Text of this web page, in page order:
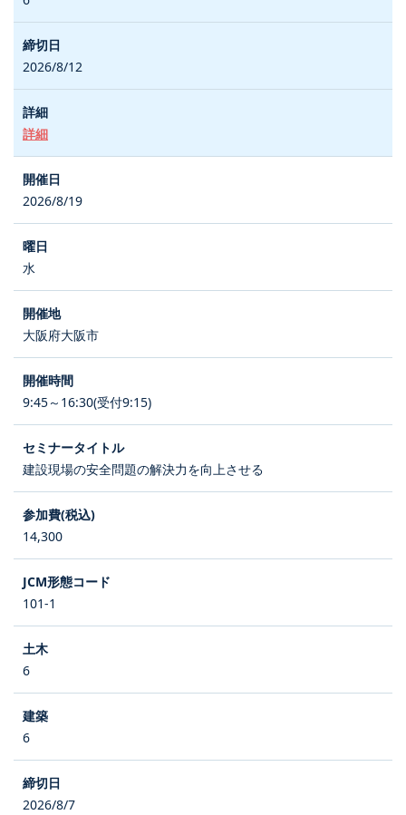
2026/8/12
詳細
2026/8/19
水
大阪府大阪市
9:45～16:30(受付9:15)
建設現場の安全問題の解決力を向上させる
14,300
101-1
6
6
2026/8/7